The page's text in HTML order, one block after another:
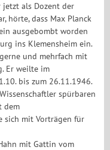
jetzt als Dozent der
hörte, dass Max Planck
ausgebombt worden
ins Klemensheim ein.
und mehrfach mit
Er weilte im
bis zum 26.11.1946.
spürbaren
dem
sich mit Vorträgen für
mit Gattin vom